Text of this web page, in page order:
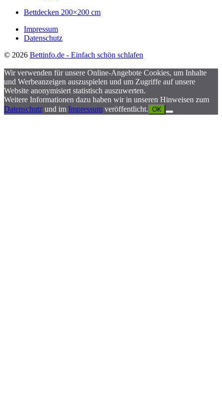
Bettdecken 200×200 cm
Impressum
Datenschutz
© 2026 Bettinfo.de - Einfach schön schlafen
Wir verwenden für unsere Online-Angebote Cookies, um Inhalte
und Werbeanzeigen auszuspielen und um Zugriffe auf unsere
Website anonymisiert statistisch auszuwerten.
Weitere Informationen dazu haben wir in unseren Hinweisen zum
Datenschutz und im Impressum veröffentlicht. OK